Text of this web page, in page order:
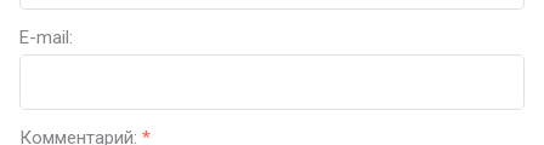
E-mail:
Комментарий: *